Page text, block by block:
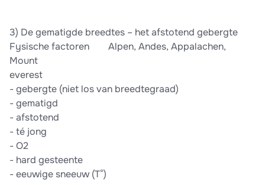
3)​ De gematigde breedtes – het afstotend gebergte
Fysische factoren​ ​ ​ ​ ​ ​ ​ ​ Alpen, Andes, Appalachen,
Mount
everest
-​ gebergte (niet los van breedtegraad)
-​ gematigd
-​ afstotend
-​ té jong
-​ O2
-​ hard gesteente
-​ eeuwige sneeuw (T°)